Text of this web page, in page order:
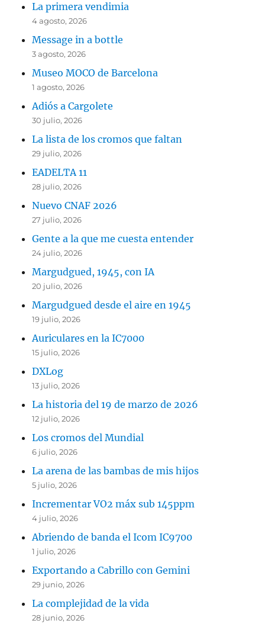
La primera vendimia
4 agosto, 2026
Message in a bottle
3 agosto, 2026
Museo MOCO de Barcelona
1 agosto, 2026
Adiós a Cargolete
30 julio, 2026
La lista de los cromos que faltan
29 julio, 2026
EADELTA 11
28 julio, 2026
Nuevo CNAF 2026
27 julio, 2026
Gente a la que me cuesta entender
24 julio, 2026
Margudgued, 1945, con IA
20 julio, 2026
Margudgued desde el aire en 1945
19 julio, 2026
Auriculares en la IC7000
15 julio, 2026
DXLog
13 julio, 2026
La historia del 19 de marzo de 2026
12 julio, 2026
Los cromos del Mundial
6 julio, 2026
La arena de las bambas de mis hijos
5 julio, 2026
Incrementar VO2 máx sub 145ppm
4 julio, 2026
Abriendo de banda el Icom IC9700
1 julio, 2026
Exportando a Cabrillo con Gemini
29 junio, 2026
La complejidad de la vida
28 junio, 2026